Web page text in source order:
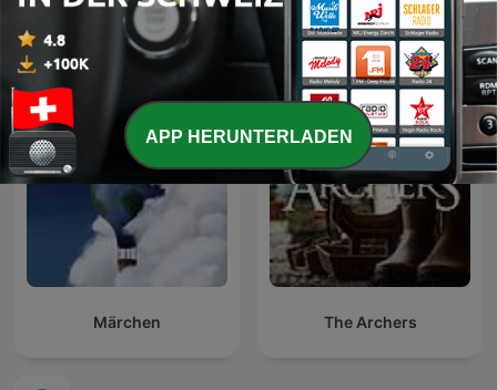
Geschichten zum
Einschlafen
Renascença - Alerta
Estupidez
Märchen The Archers
APP HERUNTERLADEN